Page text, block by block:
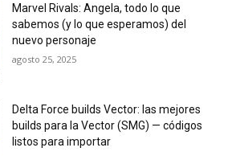
Marvel Rivals: Angela, todo lo que
sabemos (y lo que esperamos) del
nuevo personaje
agosto 25, 2025
Delta Force builds Vector: las mejores
builds para la Vector (SMG) — códigos
listos para importar